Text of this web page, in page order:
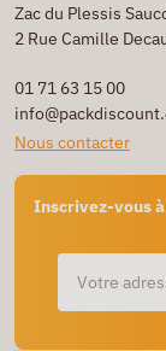
Zac du Plessis
2 Rue Camille
01 71 63 15 00
Nous contacter
Inscrivez-vous